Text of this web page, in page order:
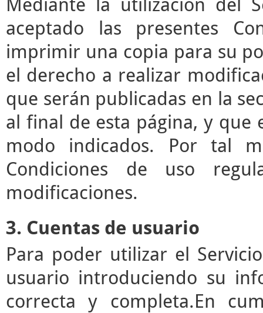
Mediante la utilización del
aceptado las presentes
imprimir una copia para su
el derecho a realizar
que serán publicadas en la
al final de esta página, y que
modo indicados. Por tal
Condiciones de uso
modificaciones.
3. Cuentas de usuario
Para poder utilizar el
usuario introduciendo su
correcta y completa.En